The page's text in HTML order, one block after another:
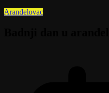
Aranđelovac